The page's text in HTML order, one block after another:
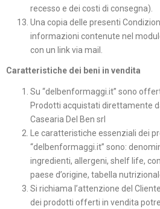
recesso e dei costi di consegna).
Una copia delle presenti
informazioni contenute nel
con un link via mail.
Caratteristiche dei beni in vendita
Su “delbenformaggi.it” sono
Prodotti acquistati direttamente
Casearia Del Ben srl
Le caratteristiche essenziali dei
“delbenformaggi.it” sono:
ingredienti, allergeni, shelf life,
paese d’origine, tabella
Si richiama l’attenzione del
dei prodotti offerti in vendita